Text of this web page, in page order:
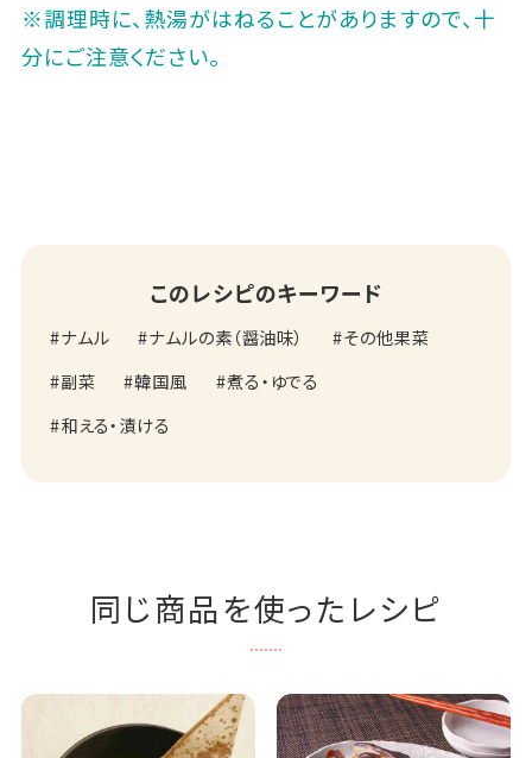
※調理時に、熱湯がはねることがありますので、十
分にご注意ください。
このレシピのキーワード
ナムル ナムルの素（醤油味）
その他果菜
副菜
韓国風
煮る・ゆでる
和える・漬ける
同じ商品を使ったレシピ